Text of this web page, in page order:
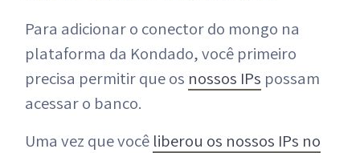
Para adicionar o conector do mongo na
plataforma da Kondado, você primeiro
precisa permitir que os nossos IPs possam
acessar o banco.
Uma vez que você liberou os nossos IPs no